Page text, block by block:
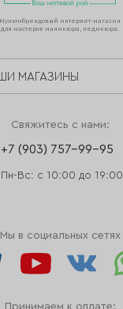
Мультибрендовый интернет-магазин
для мастеров маникюра, педикюра.
Свяжитесь с нами:
+7 (903) 757-99-95
Пн-Вс: с 10:00 до 19:00
Мы в социальных сетях
Принимаем к оплате: